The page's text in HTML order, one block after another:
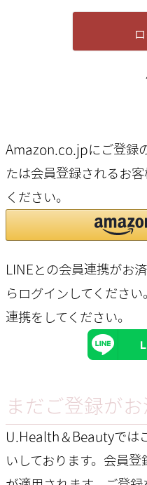
須
Amazon.co.jpにご登録
たは会員登録されるお
ください。
LINEとの会員連携がお
らログインしてください
連携をしてください。
まだご登録が
U.Health＆Beautyでは
いしております。会員